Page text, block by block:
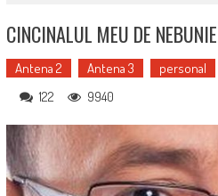
CINCINALUL MEU DE
Antena 2 Antena 3 personal
122 9940